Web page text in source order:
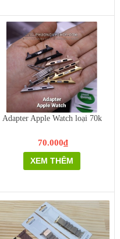
Adapter Apple Watch loại 70k
70.000₫
XEM THÊM